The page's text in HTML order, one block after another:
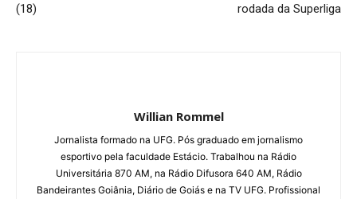
(18)
rodada da Superliga
Willian Rommel
Jornalista formado na UFG. Pós graduado em jornalismo
esportivo pela faculdade Estácio. Trabalhou na Rádio
Universitária 870 AM, na Rádio Difusora 640 AM, Rádio
Bandeirantes Goiânia, Diário de Goiás e na TV UFG. Profissional